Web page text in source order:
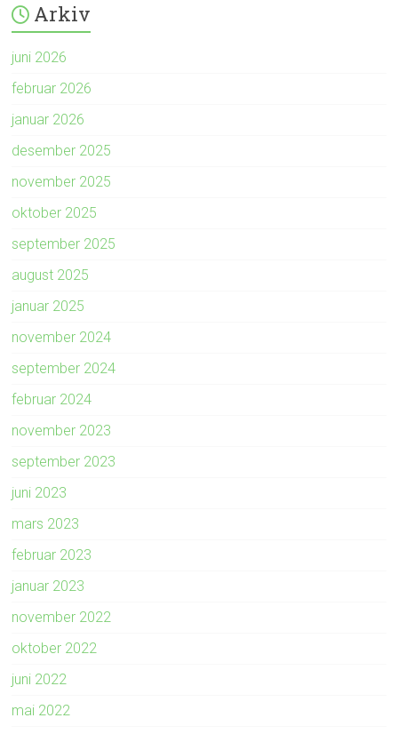
Arkiv
juni 2026
februar 2026
januar 2026
desember 2025
november 2025
oktober 2025
september 2025
august 2025
januar 2025
november 2024
september 2024
februar 2024
november 2023
september 2023
juni 2023
mars 2023
februar 2023
januar 2023
november 2022
oktober 2022
juni 2022
mai 2022